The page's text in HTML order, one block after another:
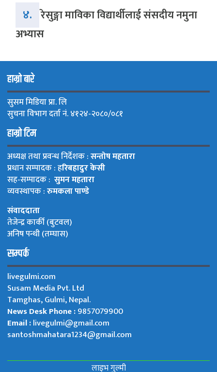
४. रेसुङ्गा माविका विद्यार्थीलाई संसदीय नमुना
अभ्यास
हाम्रो बारे
सुसम मिडिया प्रा. लि
सुचना विभाग दर्ता नं. ४१२४-२०८०/०८१
हाम्रो टिम
अध्यक्ष तथा प्रवन्ध निर्देशक :सन्तोष महतारा
प्रधान सम्पादक : हरिबहादुर केसी
सह-सम्पादक : सुमन महतारा
व्यवस्थापक :रुमकला पाण्डे
संवाददाता
तेजेन्द्र कार्की (बुटवल)
अनिष पन्थी (तम्घास)
सम्पर्क
livegulmi.com
Susam Media Pvt. Ltd
Tamghas, Gulmi, Nepal.
News Desk Phone :9857079900
Email :livegulmi@gmail.com
santoshmahatara1234@gmail.com
लाइभ गुल्मी